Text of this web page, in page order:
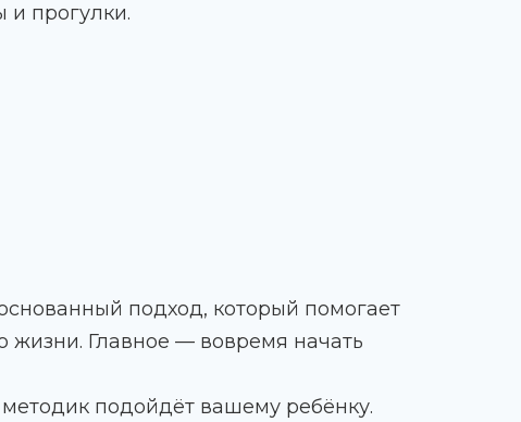
и прогулки.
подход, который помогает
жизни. Главное — вовремя начать
подойдёт вашему ребёнку.